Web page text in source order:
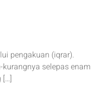
pengakuan (iqrar).
selepas enam
[…]